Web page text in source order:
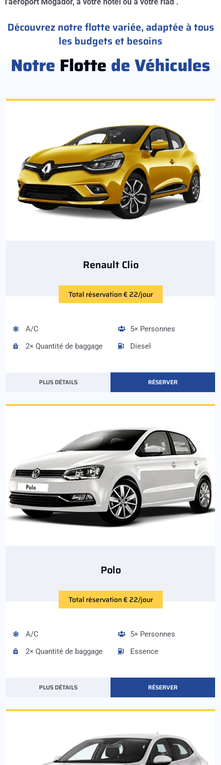
Découvrez notre flotte variée, adaptée à tous
les budgets et besoins
Notre Flotte de Véhicules
Renault Clio
Total réservation € 22/jour
A/C
2× Quantité de baggage
5× Personnes
Diesel
PLUS DÉTAILS RÉSERVER
Polo
Total réservation € 22/jour
A/C
2× Quantité de baggage
5× Personnes
Essence
PLUS DÉTAILS RÉSERVER